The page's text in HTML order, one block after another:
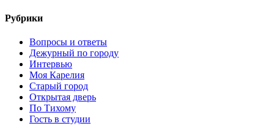
Рубрики
Вопросы и ответы
Дежурный по городу
Интервью
Моя Карелия
Старый город
Открытая дверь
По Тихому
Гость в студии